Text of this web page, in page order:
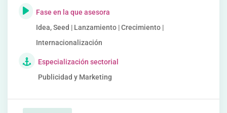
Fase en la que asesora
Idea, Seed | Lanzamiento | Crecimiento |
Internacionalización
Especialización sectorial
Publicidad y Marketing